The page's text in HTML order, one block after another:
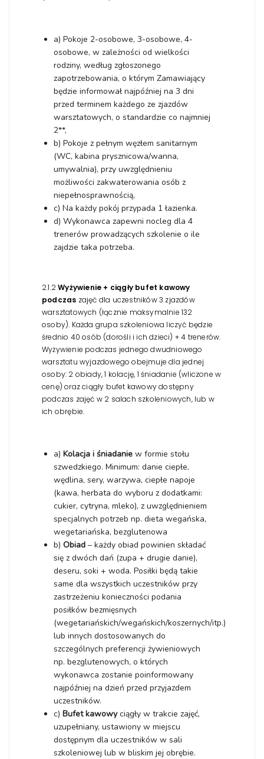
a) Pokoje 2-osobowe, 3-osobowe, 4-
osobowe, w zależności od wielkości
rodziny, według zgłoszonego
zapotrzebowania, o którym Zamawiający
będzie informował najpóźniej na 3 dni
przed terminem każdego ze zjazdów
warsztatowych, o standardzie co najmniej
2**,
b) Pokoje z pełnym węzłem sanitarnym
(WC, kabina prysznicowa/wanna,
umywalnia), przy uwzględnieniu
możliwości zakwaterowania osób z
niepełnosprawnością,
c) Na każdy pokój przypada 1 łazienka.
d) Wykonawca zapewni nocleg dla 4
trenerów prowadzących szkolenie o ile
zajdzie taka potrzeba.
2.1.2Wyżywienie + ciągły bufet kawowy
podczas zajęć dla uczestników 3 zjazdów
warsztatowych (łącznie maksymalnie 132
osoby). Każda grupa szkoleniowa liczyć będzie
średnio 40 osób (dorośli i ich dzieci) + 4 trenerów.
Wyżywienie podczas jednego dwudniowego
warsztatu wyjazdowego obejmuje dla jednej
osoby: 2 obiady, 1 kolację, 1 śniadanie (wliczone w
cenę) oraz ciągły bufet kawowy dostępny
podczas zajęć w 2 salach szkoleniowych, lub w
ich obrębie.
a) Kolacja i śniadanie w formie stołu
szwedzkiego. Minimum: danie ciepłe,
wędlina, sery, warzywa, ciepłe napoje
(kawa, herbata do wyboru z dodatkami:
cukier, cytryna, mleko), z uwzględnieniem
specjalnych potrzeb np. dieta wegańska,
wegetariańska, bezglutenowa
b) Obiad – każdy obiad powinien składać
się z dwóch dań (zupa + drugie danie),
deseru, soki + woda. Posiłki będą takie
same dla wszystkich uczestników przy
zastrzeżeniu konieczności podania
posiłków bezmięsnych
(wegetariańskich/wegańskich/koszernych/itp.)
lub innych dostosowanych do
szczególnych preferencji żywieniowych
np. bezglutenowych, o których
wykonawca zostanie poinformowany
najpóźniej na dzień przed przyjazdem
uczestników.
c) Bufet kawowyciągły w trakcie zajęć,
uzupełniany, ustawiony w miejscu
dostępnym dla uczestników w sali
szkoleniowej lub w bliskim jej obrębie.